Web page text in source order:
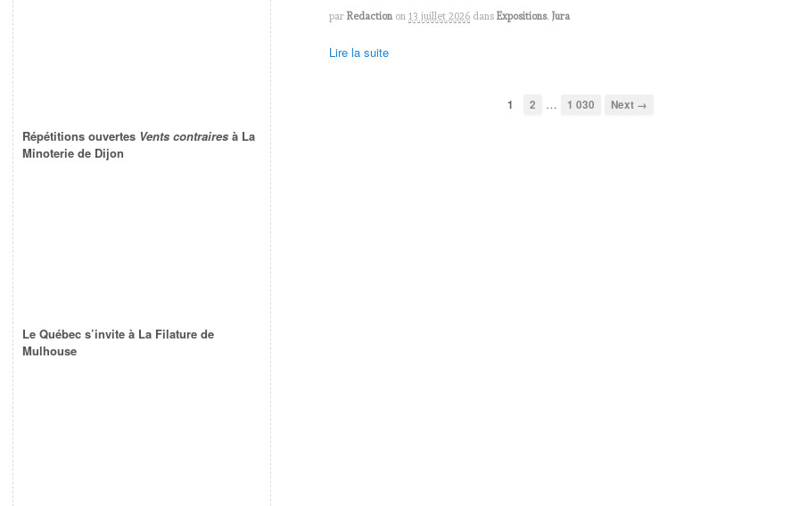
par Redaction on 13 juillet 2026 dans Expositions, Jura
Lire la suite
1 2 … 1 030 Next →
Répétitions ouvertes Vents contraires à La
Minoterie de Dijon
Le Québec s’invite à La Filature de
Mulhouse